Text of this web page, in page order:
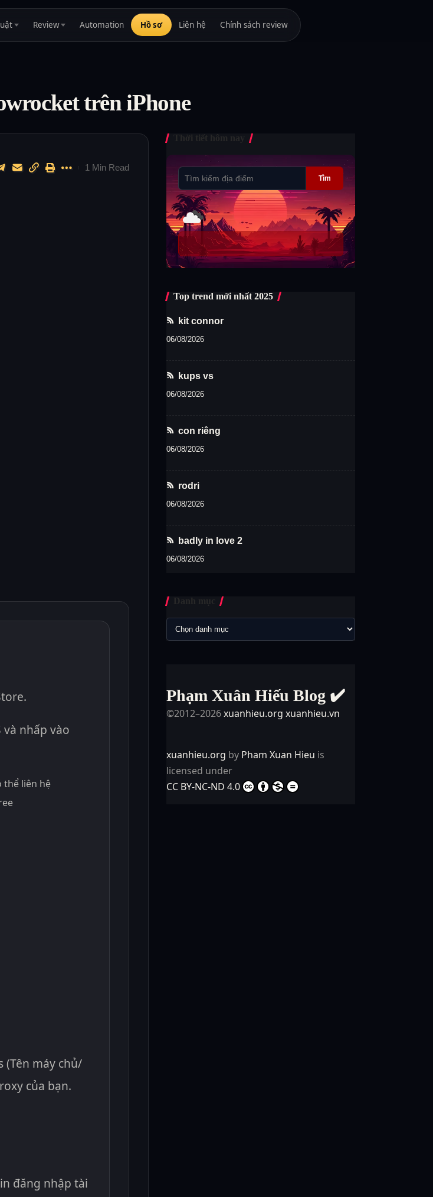
Review Automation Hồ sơ Liên hệ Chính sách review
trên iPhone
1 Min Read
nhấp vào
thể liên hệ
(Tên máy chủ/
của bạn.
đăng nhập tài
Thời tiết hôm nay
Tìm
Top trend mới nhất 2025
kit connor
06/08/2026
kups vs
06/08/2026
con riêng
06/08/2026
rodri
06/08/2026
badly in love 2
06/08/2026
Phạm Xuân Hiếu Blog ✔️
©2012–2026xuanhieu.org xuanhieu.vn
xuanhieu.org by Pham Xuan Hieu is
licensed under
CC BY-NC-ND 4.0